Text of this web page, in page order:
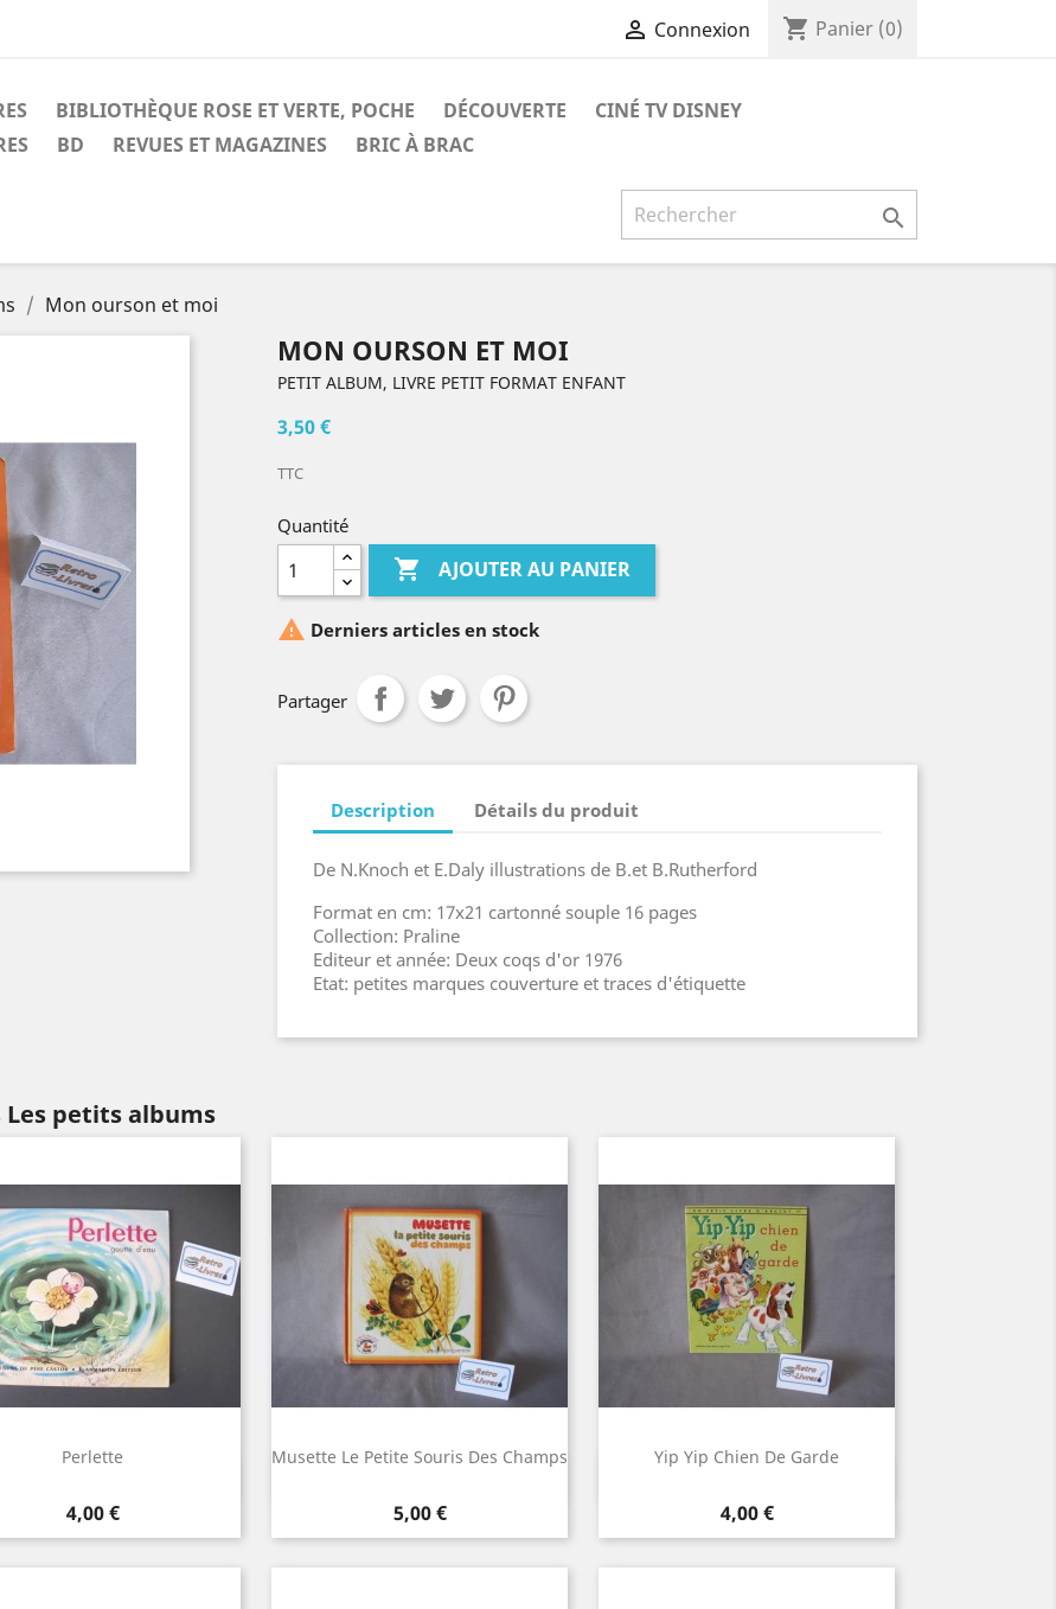
 Connexion shopping_cart Panier (0)
BIBLIOTHÈQUE ROSE ET VERTE, POCHE DÉCOUVERTE
CINÉ TV DISNEY
BD REVUES ET MAGAZINES BRIC À BRAC

Mon ourson et moi
MON OURSON ET MOI
PETIT ALBUM, LIVRE PETIT FORMAT ENFANT
3,50 €
TTC
Quantité
 AJOUTER AU PANIER
 Derniers articles en stock
Partager
Description Détails du produit
De N.Knoch et E.Daly illustrations de B.et B.Rutherford
Format en cm: 17x21 cartonné souple 16 pages
Collection: Praline
Editeur et année: Deux coqs d'or 1976
Etat: petites marques couverture et traces d'étiquette
petits albums
Perlette
Prix
4,00 €
Musette Le Petite Souris Des Champs
Prix
5,00 €
Yip Yip Chien De Garde
Prix
4,00 €